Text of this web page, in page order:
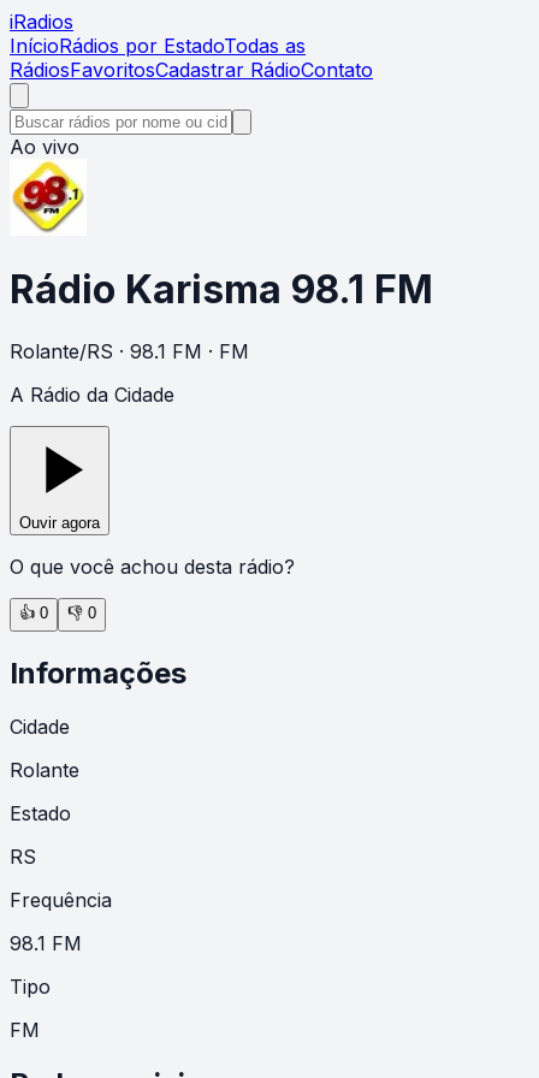
iRadios
InícioRádios por EstadoTodas as
RádiosFavoritosCadastrar RádioContato
Ao vivo
Rádio Karisma 98.1 FM
Rolante/RS · 98.1 FM · FM
A Rádio da Cidade
Ouvir agora
O que você achou desta rádio?
👍 0 👎 0
Informações
Cidade
Rolante
Estado
RS
Frequência
98.1 FM
Tipo
FM